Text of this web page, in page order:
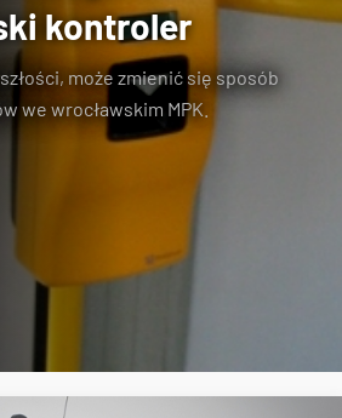
kontroler
może zmienić się sposób
we wrocławskim MPK.